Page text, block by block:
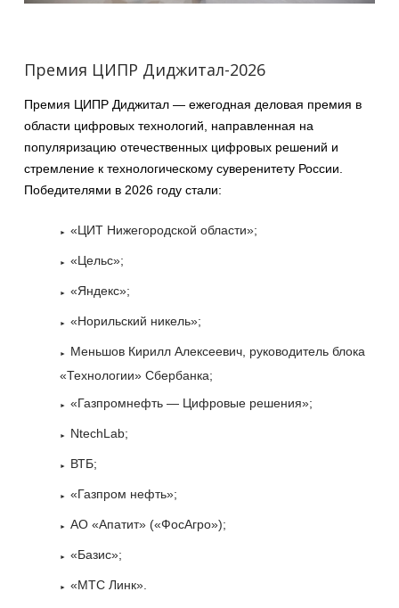
Премия ЦИПР Диджитал-2026
Премия ЦИПР Диджитал — ежегодная деловая премия в
области цифровых технологий, направленная на
популяризацию отечественных цифровых решений и
стремление к технологическому суверенитету России.
Победителями в 2026 году стали:
«ЦИТ Нижегородской области»;
«Цельс»;
«Яндекс»;
«Норильский никель»;
Меньшов Кирилл Алексеевич, руководитель блока
«Технологии» Сбербанка;
«Газпромнефть — Цифровые решения»;
NtechLab;
ВТБ;
«Газпром нефть»;
АО «Апатит» («ФосАгро»);
«Базис»;
«МТС Линк».